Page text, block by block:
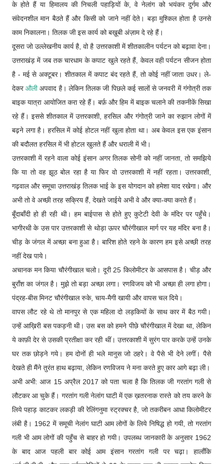
के होते हैं या हिमालय की निचली पहाड़ियों के, वे नेलांग को भयंकर दुर्गम और
संवेदनशील मान बैठते हैं और किसी को जाने नहीं देते। बड़ा मुश्किल होता है उनसे
काम निकालना। तिलक जी इस कार्य को बख़ूबी अंज़ाम दे रहे हैं।
दूसरा जो उल्लेखनीय कार्य है, वो है उत्तरकाशी में शीतकालीन पर्यटन को बढ़ावा देना।
उत्तराखंड़ में जब तक चारधाम के कपाट खुले रहते हैं, केवल वही पर्यटन सीजन होता
है - मई से अक्टूबर। शीतकाल में कपाट बंद रहते हैं, तो कोई नहीं जाता उधर। ले-
देकरऔलीअपवाद है। लेकिन तिलक जी पिछले कई सालों से जनवरी में गंगोत्री तक
बाइक यात्रा आयोजित करा रहे हैं। बर्फ़ और हिम में बाइक चलाने की तकनीकें सिखा
रहे हैं। इससे शीतकाल में उत्तरकाशी, हरसिल और गंगोत्री जाने का रुझान लोगों में
बढ़ने लगा है। हरसिल में कोई होटल नहीं खुला होता था। अब केवल इस एक इंसान
की बदौलत हरसिल में भी होटल खुलते हैं और धराली में भी।
उत्तरकाशी में रहने वाला कोई इंसान अगर तिलक सोनी को नहीं जानता, तो समझिये
कि या तो वह झूठ बोल रहा है या फिर वो उत्तरकाशी में नहीं रहता। उत्तरकाशी,
गढ़वाल और समूचा उत्तराखंड़ तिलक भाई के इस योगदान को हमेशा याद रखेगा। और
अभी तो वे अच्छी तरह सक्रिय हैं, देखते जाईये अभी वे और क्या-क्या करते हैं।
बूँदाबाँदी हो ही रही थी। हम बाईपास से होते हुए कुटेटी देवी के मंदिर पर पहुँचे।
भागीरथी के उस पार उत्तरकाशी से थोड़ा ऊपर चौरंगीखाल मार्ग पर यह मंदिर बना है।
चीड़ के जंगल में अच्छा बना हुआ है। बारिश होते रहने के कारण हम इसे अच्छी तरह
नहीं देख पाये।
अचानक मन किया चौरंगीखाल चलो। दूरी 25 किलोमीटर के आसपास है। चीड़ और
बुराँश का जंगल है। मुझे तो बड़ा अच्छा लगा। रणविजय को भी अच्छा ही लगा होगा।
पंद्रह-बीस मिनट चौरंगीखाल रुके, चाय-मैगी खायी और वापस चल दिये।
वापस लौट रहे थे तो मानपुर से एक महिला दो लड़कियों के साथ कार में बैठ गयी।
उन्हें आख़िरी बस पकड़नी थी। उस बस को हमने पीछे चौरंगीखाल में देखा था, लेकिन
ये काफ़ी देर से उसकी प्रतीक्षा कर रही थीं। उत्तरकाशी में सुरंग पार करके उन्हें उनके
घर तक छोड़ने गये। हम दोनों ही भले मानुस जो ठहरे। वे पैसे भी देने लगीं। पैसे
देखते ही मैंने तुरंत हाथ बढ़ाया, लेकिन रणविजय ने मना करते हुए कार आगे बढ़ा ली।
अभी अभी: आज 15 अप्रैल 2017 को पता चला है कि तिलक जी गरतांग गली से
लौटकर आ चुके हैं। गरतांग गली नेलांग घाटी में एक ख़तरनाक रास्ते को तय करने के
लिये पहाड़ काटकर लकड़ी की रेलिंगनुमा स्ट्रक्चर है, जो तकरीबन आधा किलोमीटर
लंबी है। 1962 में समूची नेलांग घाटी आम लोगों के लिये निषिद्ध हो गयी, तो गरतांग
गली भी आम लोगों की पहुँच से बाहर हो गयी। उपलब्ध जानकारी के अनुसार 1962
के बाद आज पहली बार कोई आम इंसान गरतांग गली पर चढ़ा। हालाँकि